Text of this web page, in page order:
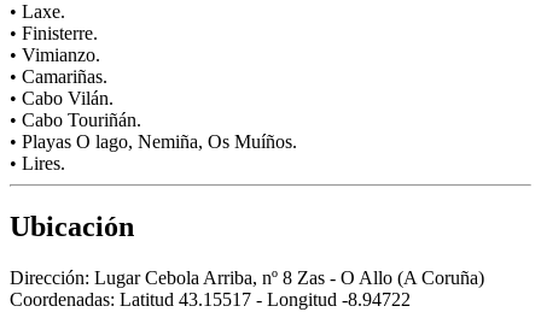
• Laxe.
• Finisterre.
• Vimianzo.
• Camariñas.
• Cabo Vilán.
• Cabo Touriñán.
• Playas O lago, Nemiña, Os Muíños.
• Lires.
Ubicación
Dirección: Lugar Cebola Arriba, nº 8 Zas - O Allo (A Coruña)
Coordenadas: Latitud 43.15517 - Longitud -8.94722